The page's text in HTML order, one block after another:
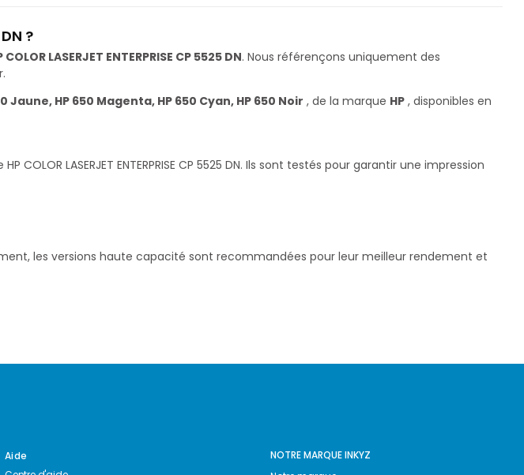
?
LASERJET ENTERPRISE CP 5525 DN. Nous référençons uniquement des
Jaune, HP 650 Magenta, HP 650 Cyan, HP 650 Noir , de la marque HP , disponibles en
COLOR LASERJET ENTERPRISE CP 5525 DN. Ils sont testés pour garantir une impression
les versions haute capacité sont recommandées pour leur meilleur rendement et
Aide
NOTRE MARQUE INKYZ